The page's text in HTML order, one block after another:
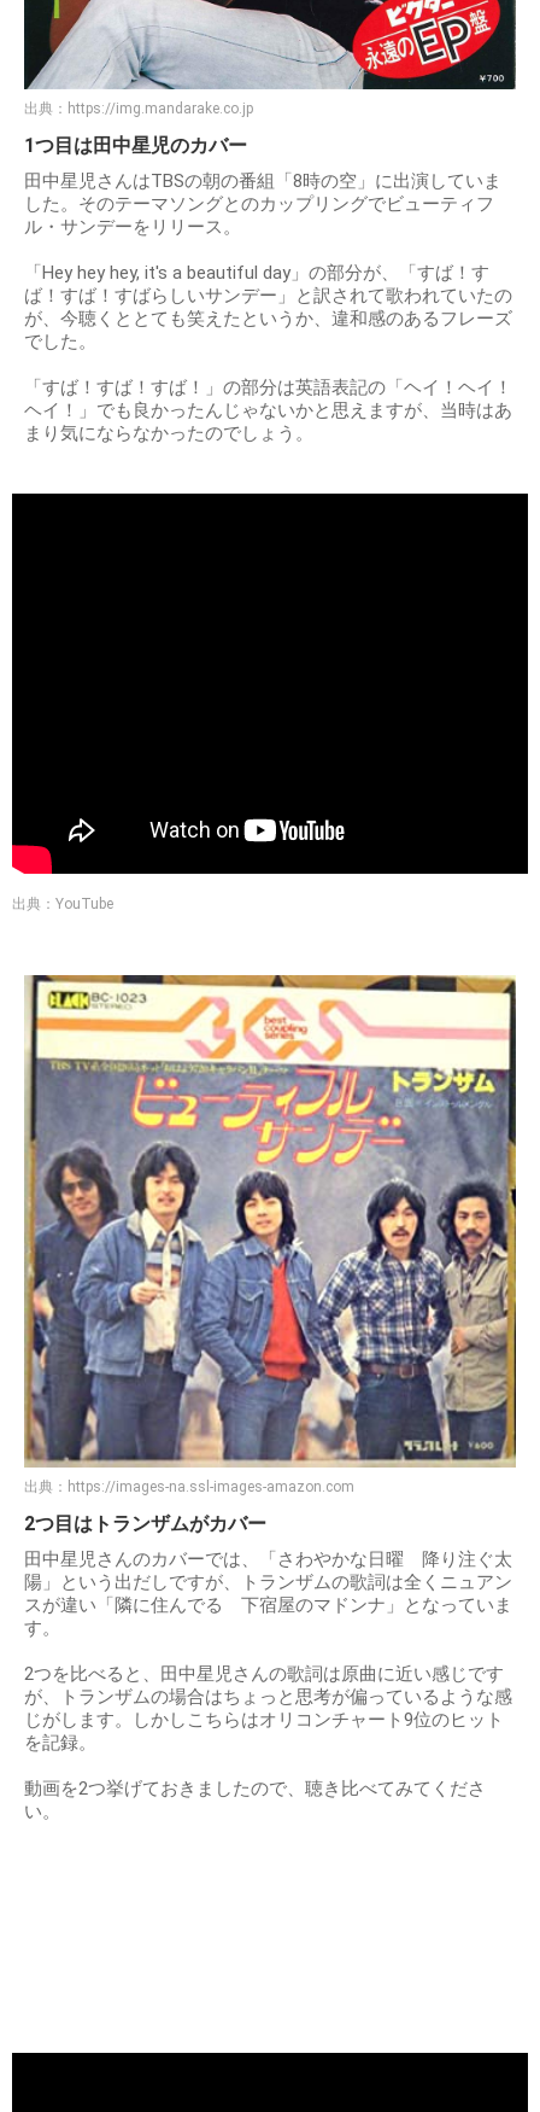
出典： https://img.mandarake.co.jp
1つ目は田中星児のカバー
田中星児さんはTBSの朝の番組「8時の空」に出演していま
した。そのテーマソングとのカップリングでビューティフ
ル・サンデーをリリース。
「Hey hey hey, it's a beautiful day」の部分が、「すば！す
ば！すば！すばらしいサンデー」と訳されて歌われていたの
が、今聴くととても笑えたというか、違和感のあるフレーズ
でした。
「すば！すば！すば！」の部分は英語表記の「ヘイ！ヘイ！
ヘイ！」でも良かったんじゃないかと思えますが、当時はあ
まり気にならなかったのでしょう。
出典：YouTube
出典： https://images-na.ssl-images-amazon.com
2つ目はトランザムがカバー
田中星児さんのカバーでは、「さわやかな日曜 降り注ぐ太
陽」という出だしですが、トランザムの歌詞は全くニュアン
スが違い「隣に住んでる 下宿屋のマドンナ」となっていま
す。
2つを比べると、田中星児さんの歌詞は原曲に近い感じです
が、トランザムの場合はちょっと思考が偏っているような感
じがします。しかしこちらはオリコンチャート9位のヒット
を記録。
動画を2つ挙げておきましたので、聴き比べてみてくださ
い。